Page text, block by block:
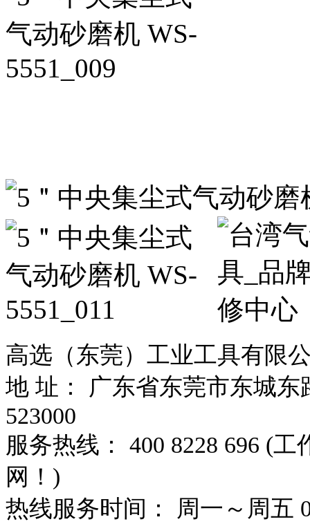
高选（东莞）工业工具有限
地 址： 广东省东莞市东城东
523000
服务热线： 400 8228 696 (
网！)
热线服务时间： 周一～周五